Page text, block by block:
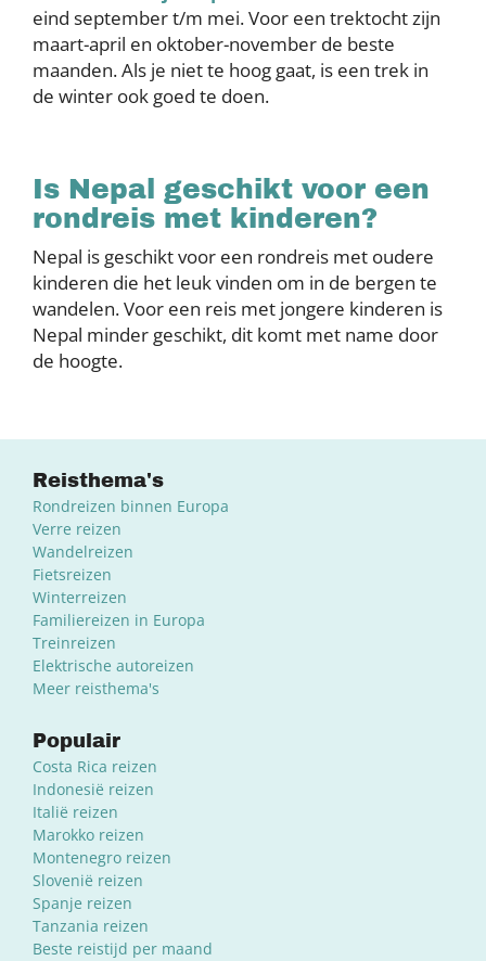
eind september t/m mei. Voor een trektocht zijn
maart-april en oktober-november de beste
maanden. Als je niet te hoog gaat, is een trek in
de winter ook goed te doen.
Is Nepal geschikt voor een
rondreis met kinderen?
Nepal is geschikt voor een rondreis met oudere
kinderen die het leuk vinden om in de bergen te
wandelen. Voor een reis met jongere kinderen is
Nepal minder geschikt, dit komt met name door
de hoogte.
Reisthema's
Rondreizen binnen Europa
Verre reizen
Wandelreizen
Fietsreizen
Winterreizen
Familiereizen in Europa
Treinreizen
Elektrische autoreizen
Meer reisthema's
Populair
Costa Rica reizen
Indonesië reizen
Italië reizen
Marokko reizen
Montenegro reizen
Slovenië reizen
Spanje reizen
Tanzania reizen
Beste reistijd per maand